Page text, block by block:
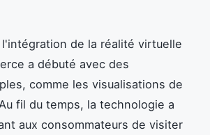
de la réalité virtuelle
a débuté avec des
comme les visualisations de
fil du temps, la technologie a
aux consommateurs de visiter